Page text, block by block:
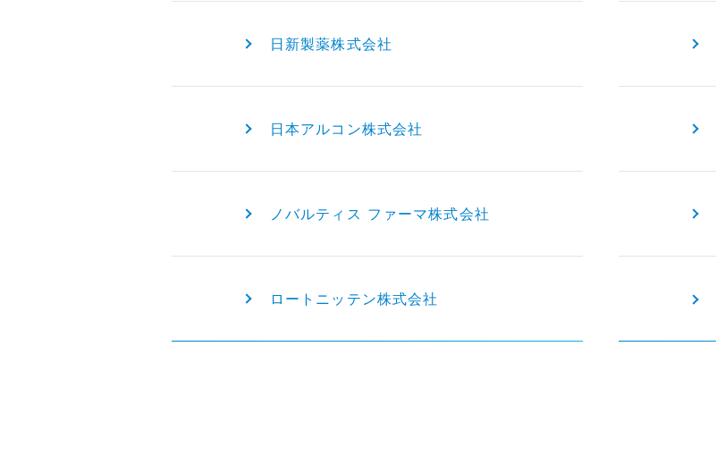
日新製薬株式会社
日本アルコン株式会社
ノバルティス ファーマ株式会社
ロートニッテン株式会社